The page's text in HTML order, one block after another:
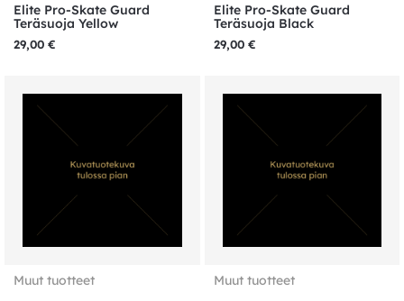
Elite Pro-Skate Guard
Teräsuoja Yellow
29,00 €
Elite Pro-Skate Guard
Teräsuoja Black
29,00 €
Muut tuotteet
Muut tuotteet